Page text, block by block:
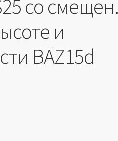
со смещен.
и
BAZ15d